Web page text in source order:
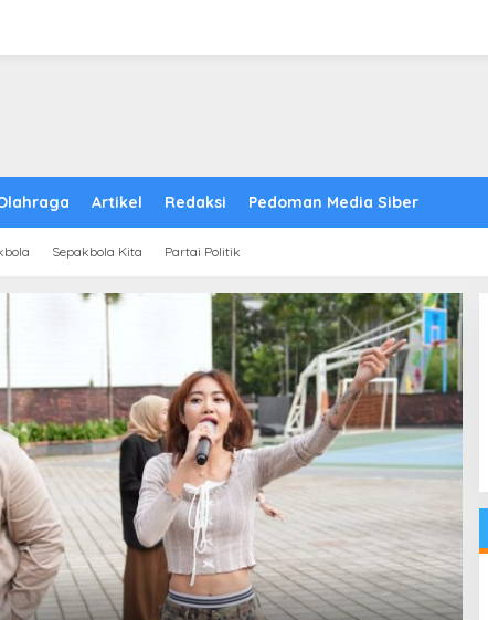
Artikel Redaksi Pedoman Media Siber
Sepakbola Kita Partai Politik